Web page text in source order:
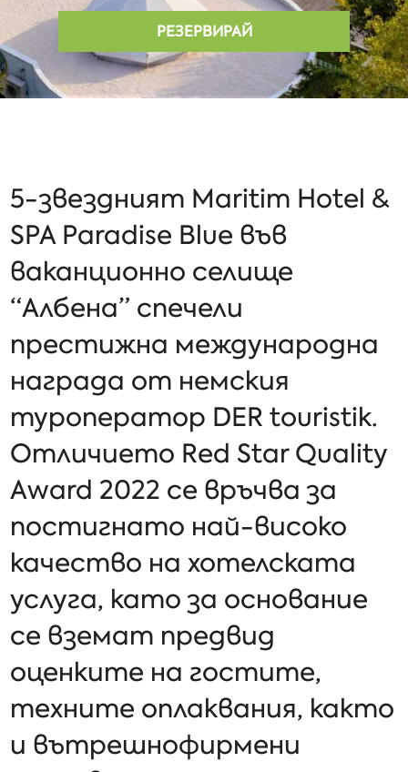
РЕЗЕРВИРАЙ
5-звездният Maritim Hotel &
SPA Paradise Blue във
ваканционно селище
“Албена” спечели
престижна международна
награда от немския
туроператор DER touristik.
Отличието Red Star Quality
Award 2022 се връчва за
постигнато най-високо
качество на хотелската
услуга, като за основание
се вземат предвид
оценките на гостите,
техните оплаквания, както
и вътрешнофирмени